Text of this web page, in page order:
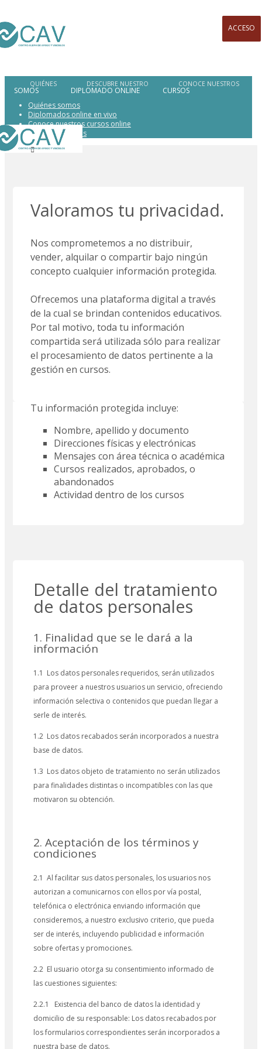
ACCESO
SOMOS DIPLOMADO ONLINE
CURSOS
Quiénes somos
Diplomados online en vivo
Conoce nuestros cursos online
Otras actividades
Valoramos tu privacidad.
Nos comprometemos a no distribuir,
vender, alquilar o compartir bajo ningún
concepto cualquier información protegida.
Ofrecemos una plataforma digital a través
de la cual se brindan contenidos educativos.
Por tal motivo, toda tu información
compartida será utilizada sólo para realizar
el procesamiento de datos pertinente a la
gestión en cursos.
Tu información protegida incluye:
Nombre, apellido y documento
Direcciones físicas y electrónicas
Mensajes con área técnica o académica
Cursos realizados, aprobados, o
abandonados
Actividad dentro de los cursos
Detalle del tratamiento
de datos personales
1. Finalidad que se le dará a la
información
1.1 Los datos personales requeridos, serán utilizados
para proveer a nuestros usuarios un servicio, ofreciendo
información selectiva o contenidos que puedan llegar a
serle de interés.
1.2 Los datos recabados serán incorporados a nuestra
base de datos.
1.3 Los datos objeto de tratamiento no serán utilizados
para finalidades distintas o incompatibles con las que
motivaron su obtención.
2. Aceptación de los términos y
condiciones
2.1 Al facilitar sus datos personales, los usuarios nos
autorizan a comunicarnos con ellos por vía postal,
telefónica o electrónica enviando información que
consideremos, a nuestro exclusivo criterio, que pueda
ser de interés, incluyendo publicidad e información
sobre ofertas y promociones.
2.2 El usuario otorga su consentimiento informado de
las cuestiones siguientes:
2.2.1 Existencia del banco de datos la identidad y
domicilio de su responsable: Los datos recabados por
los formularios correspondientes serán incorporados a
nuestra base de datos.